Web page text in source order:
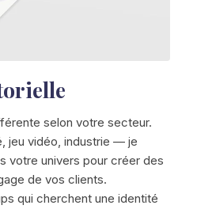
selon votre secteur.
jeu vidéo, industrie — je
votre univers pour créer des
de vos clients.
qui cherchent une identité